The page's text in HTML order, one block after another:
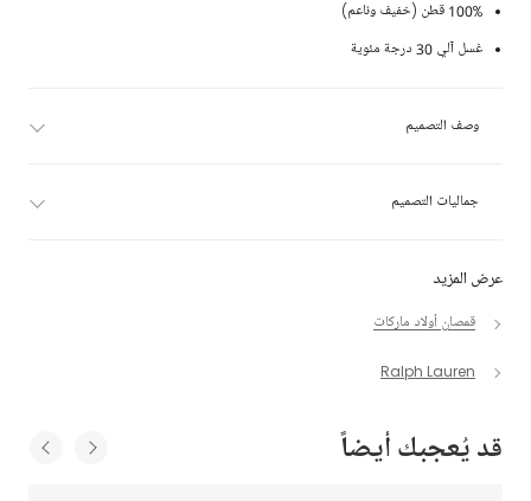
عرض المزيد
قمصان أولاد ماركات
Ralph Lauren
100% قطن (خفيف وناعم)
غسل آلي 30 درجة مئوية
وصف التصميم
جماليات التصميم
قد يُعجبك أيضاً